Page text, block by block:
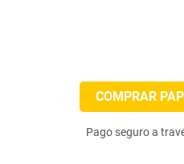
COMPRAR
Pago seguro a